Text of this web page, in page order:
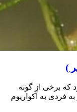
)
که برخی از گونه
فردی به آکواریوم